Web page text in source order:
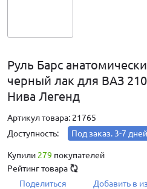
Руль Барс
черный лак для ВАЗ
Нива Легенд
Артикул товара: 21765
Доступность:
Под заказ. 3-7 дней
Купили 279 покупателей
Рейтинг товара
Поделиться
Добавить в